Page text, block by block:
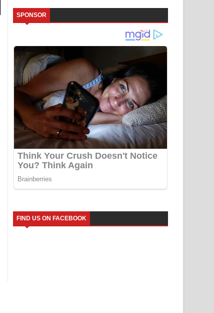
SPONSOR
FIND US ON FACEBOOK